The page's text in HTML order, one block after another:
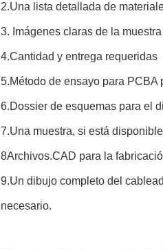
2.Una lista detallada de
3. Imágenes claras de la
4.Cantidad y entrega requeridas
5.Método de ensayo para
6.Dossier de esquemas para el
7.Una muestra, si está
8Archivos.CAD para la
9.Un dibujo completo del
necesario.